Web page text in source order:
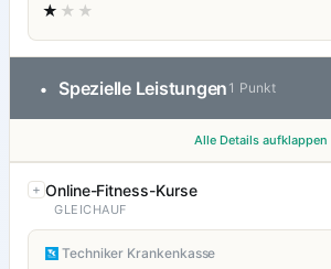
★ ★★
• Spezielle Leistungen 1 Punkt
Alle Details aufklappen
Online-Fitness-Kurse
GLEICHAUF
Techniker Krankenkasse